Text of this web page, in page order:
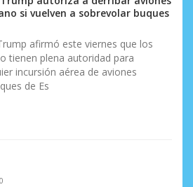
si vuelven a sobrevolar buques
afirmó este viernes que los
tienen plena autoridad para
incursión aérea de aviones
de Es
0